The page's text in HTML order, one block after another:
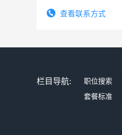
查看联系方式
栏目导航: 职位搜索
套餐标准